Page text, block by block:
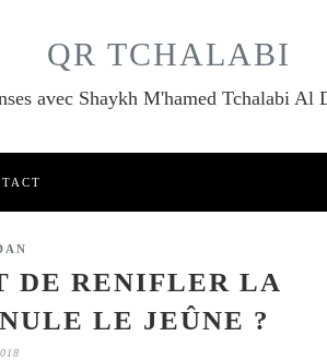
QR TCHALABI
DE RENIFLER LA
LE JEÛNE ?